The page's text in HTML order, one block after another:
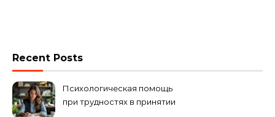
Recent Posts
Психологическая помощь
при трудностях в принятии